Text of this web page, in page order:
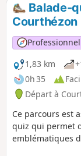
Balade-
Courthézon
1,83 km
0h 35
Départ à
Ce parcours est
quiz qui permet
emblématiques